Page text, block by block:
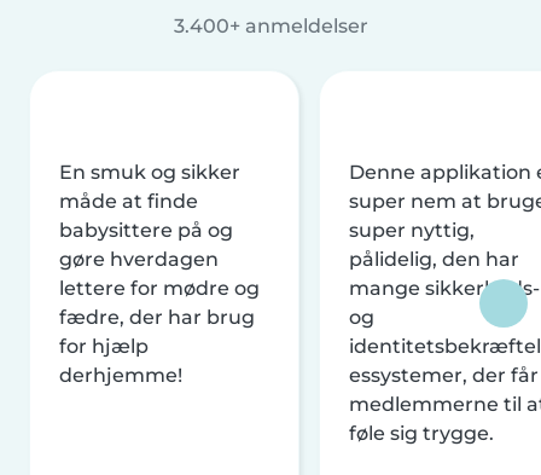
3.400+ anmeldelser
En smuk og sikker
måde at finde
babysittere på og
gøre hverdagen
lettere for mødre og
fædre, der har brug
for hjælp
derhjemme!
Denne applikation
super nem at
super nyttig,
pålidelig, den har
mange sikkerheds-
og
essystemer, der får
medlemmerne til
føle sig trygge.